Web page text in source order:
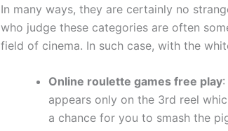
In many ways, they are certainly no
who judge these categories are often
field of cinema. In such case, with the
Online roulette games free play
appears only on the 3rd reel
a chance for you to smash the